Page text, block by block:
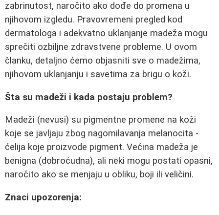
zabrinutost, naročito ako dođe do promena u
njihovom izgledu. Pravovremeni pregled kod
dermatologa i adekvatno uklanjanje madeža mogu
sprečiti ozbiljne zdravstvene probleme. U ovom
članku, detaljno ćemo objasniti sve o madežima,
njihovom uklanjanju i savetima za brigu o koži.
Šta su madeži i kada postaju problem?
Madeži (nevusi) su pigmentne promene na koži
koje se javljaju zbog nagomilavanja melanocita -
ćelija koje proizvode pigment. Većina madeža je
benigna (dobroćudna), ali neki mogu postati opasni,
naročito ako se menjaju u obliku, boji ili veličini.
Znaci upozorenja: